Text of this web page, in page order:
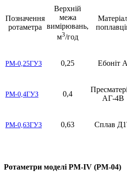
Позначення
ротаметра
Верхній
межа
вимірювань,
м3/год
РМ-0,25ГУЗ 0,25 Ебоніт А
РМ-0,4ГУЗ 0,4
АГ-4В
РМ-0,63ГУЗ 0,63 Сплав
Ротаметри моделі РМ-IV (РМ-04)